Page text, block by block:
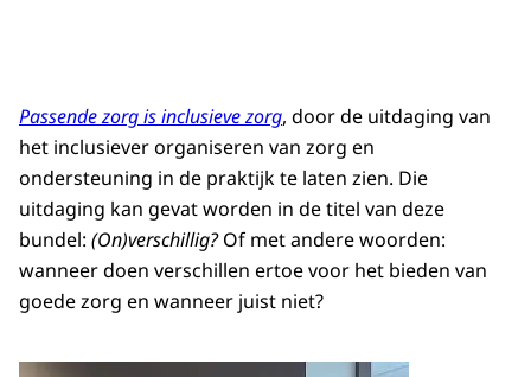
Passende zorg is inclusieve zorg, door de uitdaging van
het inclusiever organiseren van zorg en
ondersteuning in de praktijk te laten zien. Die
uitdaging kan gevat worden in de titel van deze
bundel: (On)verschillig?Of met andere woorden:
wanneer doen verschillen ertoe voor het bieden van
goede zorg en wanneer juist niet?